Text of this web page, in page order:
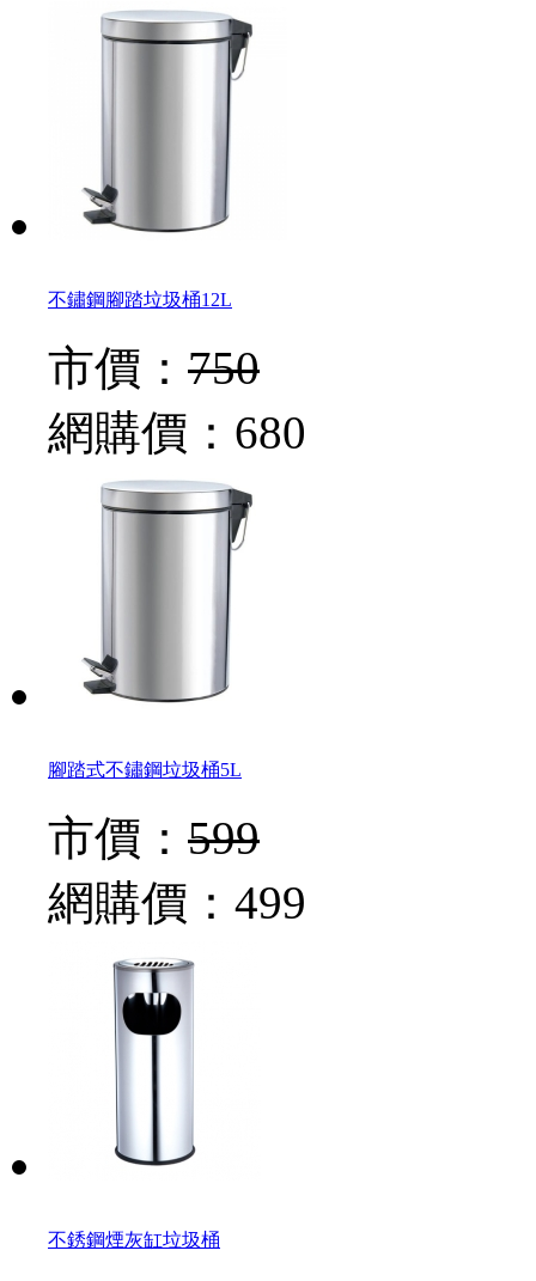
不鏽鋼腳踏垃圾桶12L
市價： 750
網購價： 680
腳踏式不鏽鋼垃圾桶5L
市價： 599
網購價： 499
不銹鋼煙灰缸垃圾桶